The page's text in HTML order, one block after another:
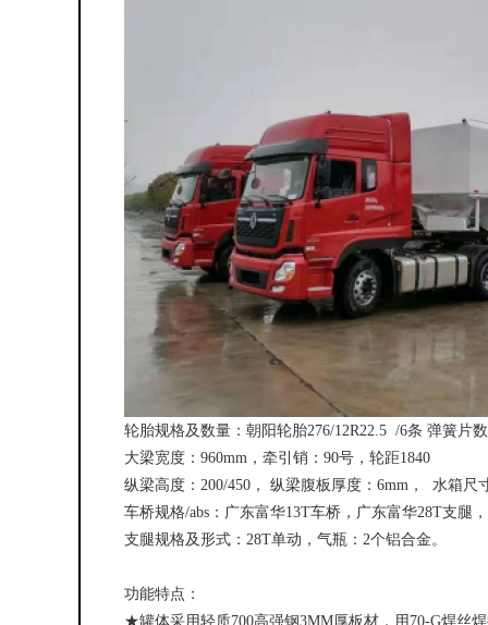
轮胎规格及数量：朝阳轮胎276/12R22.5 /6条 弹簧片
大梁宽度：960mm，牵引销：90号，轮距1840
纵梁高度：200/450， 纵梁腹板厚度：6mm， 水箱
车桥规格/abs：广东富华13T车桥，广东富华28T支
支腿规格及形式：28T单动，气瓶：2个铝合金。
功能特点：
★罐体采用轻质700高强钢3MM厚板材，用70-G焊丝